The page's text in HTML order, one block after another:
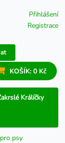
Přihlášení
Registrace
KOŠÍK: 0 Kč
Králíčky
psy